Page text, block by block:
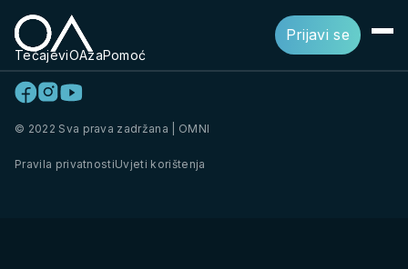
Prijavi se
TečajeviOAzaPomoć
© 2022 Sva prava zadržana | OMNI
Pravila privatnostiUvjeti korištenja